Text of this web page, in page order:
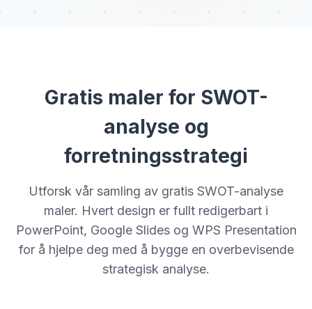
Gratis maler for SWOT-
analyse og
forretningsstrategi
Utforsk vår samling av gratis SWOT-analyse
maler. Hvert design er fullt redigerbart i
PowerPoint, Google Slides og WPS Presentation
for å hjelpe deg med å bygge en overbevisende
strategisk analyse.